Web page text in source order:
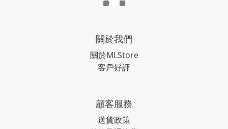
關於我們
關於MLStore
客戶好評
顧客服務
送貨政策